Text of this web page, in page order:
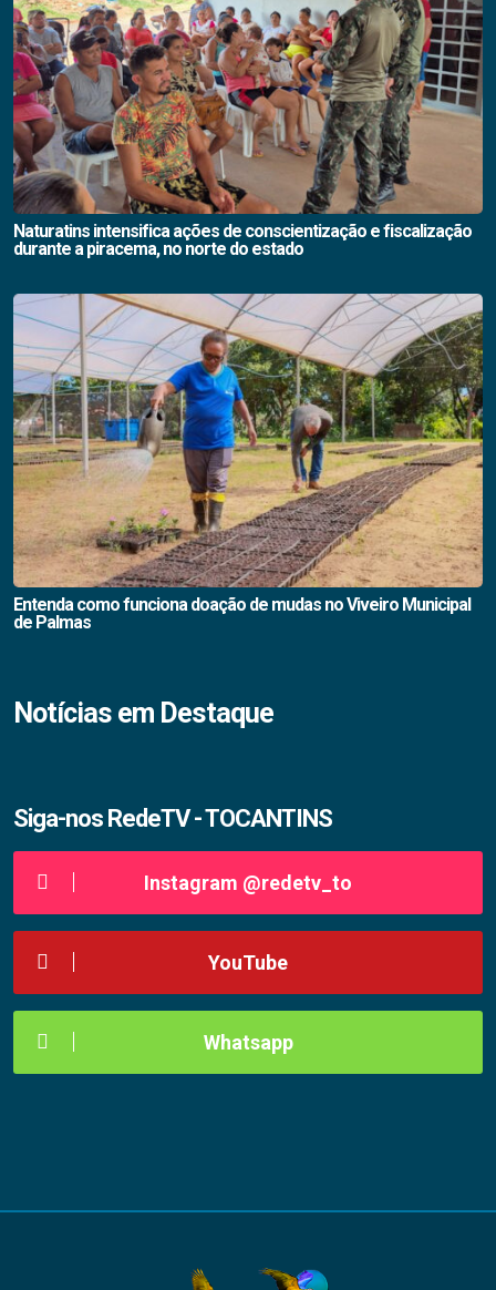
Naturatins intensifica ações de conscientização e fiscalização
durante a piracema, no norte do estado
Entenda como funciona doação de mudas no Viveiro Municipal
de Palmas
Notícias em Destaque
Siga-nos RedeTV - TOCANTINS
Instagram @redetv_to
YouTube
Whatsapp